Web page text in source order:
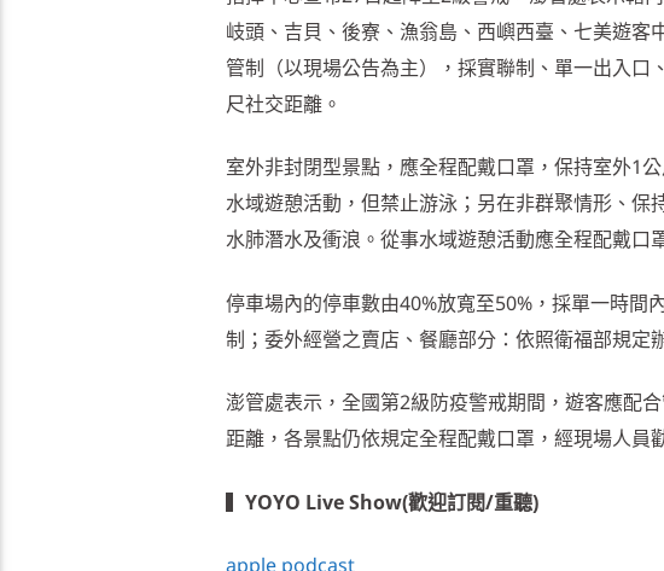
岐頭、吉貝、後寮、漁翁島、西嶼西臺、七美遊
管制（以現場公告為主），採實聯制、單一出入
尺社交距離。
室外非封閉型景點，應全程配戴口罩，保持室外1
水域遊憩活動，但禁止游泳；另在非群聚情形、
水肺潛水及衝浪。從事水域遊憩活動應全程配戴口
停車場內的停車數由40%放寬至50%，採單一時
制；委外經營之賣店、餐廳部分：依照衛福部規定
澎管處表示，全國第2級防疫警戒期間，遊客應配
距離，各景點仍依規定全程配戴口罩，經現場人員
▍ YOYO Live Show(歡迎訂閱/重聽)
apple podcast